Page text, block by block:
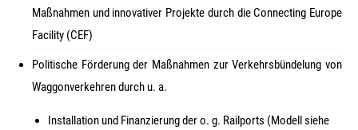
Maßnahmen und innovativer Projekte durch die Connecting Europe
Facility (CEF)
Politische Förderung der Maßnahmen zur Verkehrsbündelung von
Waggonverkehren durch u. a.
Installation und Finanzierung der o. g. Railports (Modell siehe